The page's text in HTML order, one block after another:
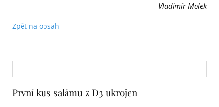
Vladimír Molek
Zpět na obsah
První kus salámu z D3 ukrojen